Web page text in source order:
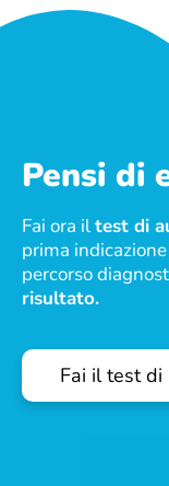
Pensi di
Fai ora iltest di
prima
percorso
risultato.
Fai il test di